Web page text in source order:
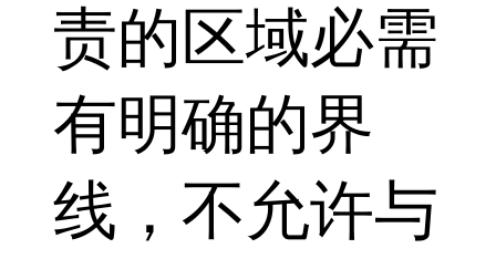
责的区域必需
有明确的界
线，不允许与